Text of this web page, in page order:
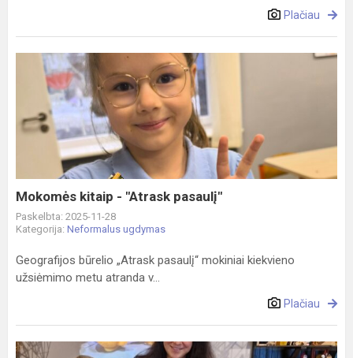
Plačiau
Mokomės
"Atrask
pasaulį"
Mokomės kitaip - "Atrask pasaulį"
Paskelbta: 2025-11-28
Kategorija: Neformalus ugdymas
Geografijos būrelio „Atrask pasaulį“ mokiniai kiekvieno
užsiėmimo metu atranda v...
Plačiau
Bitės